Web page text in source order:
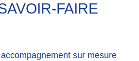
FAIRE
sur mesure